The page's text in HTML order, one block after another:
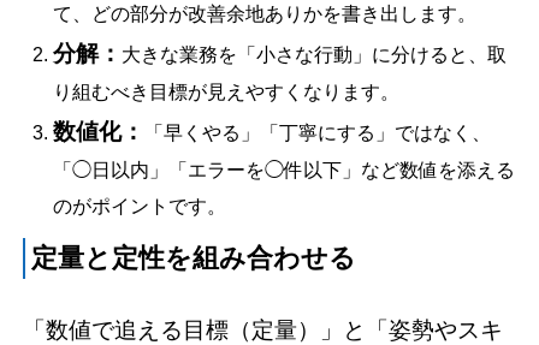
て、どの部分が改善余地ありかを書き出します。
分解： 大きな業務を「小さな行動」に分けると、取
り組むべき目標が見えやすくなります。
数値化：
「早くやる」「丁寧にする」ではなく、
「◯日以内」「エラーを◯件以下」など数値を添える
のがポイントです。
定量と定性を組み合わせる
「数値で追える目標（定量）」と「姿勢やスキ